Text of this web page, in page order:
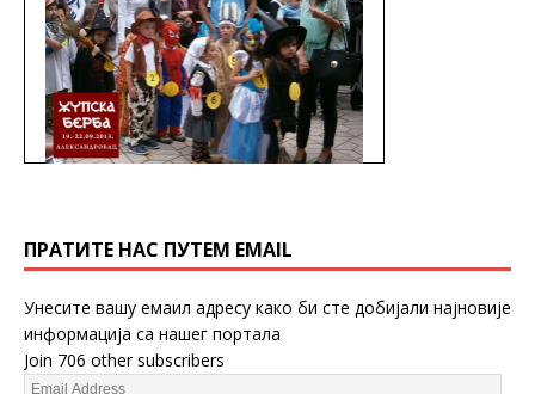
ПРАТИТЕ НАС ПУТЕМ EMAIL
Унесите вашу емаил адресу како би сте добијали најновије
информација са нашег портала
Join 706 other subscribers